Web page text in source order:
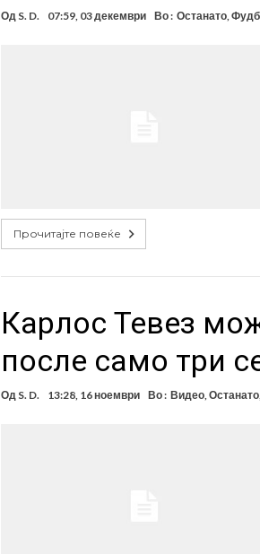
Од S. D. 07:59, 03 декември Во : Останато,
Прочитајте повеќе
Карлос Тевез
после само три
Од S. D. 13:28, 16 ноември Во : Видео, Останато,